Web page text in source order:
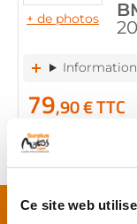
Ce site web
+ de photos
79,90 € TTC
en stock
FAITES